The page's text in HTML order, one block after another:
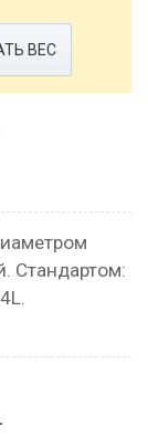
ВЕС
Стандартом: